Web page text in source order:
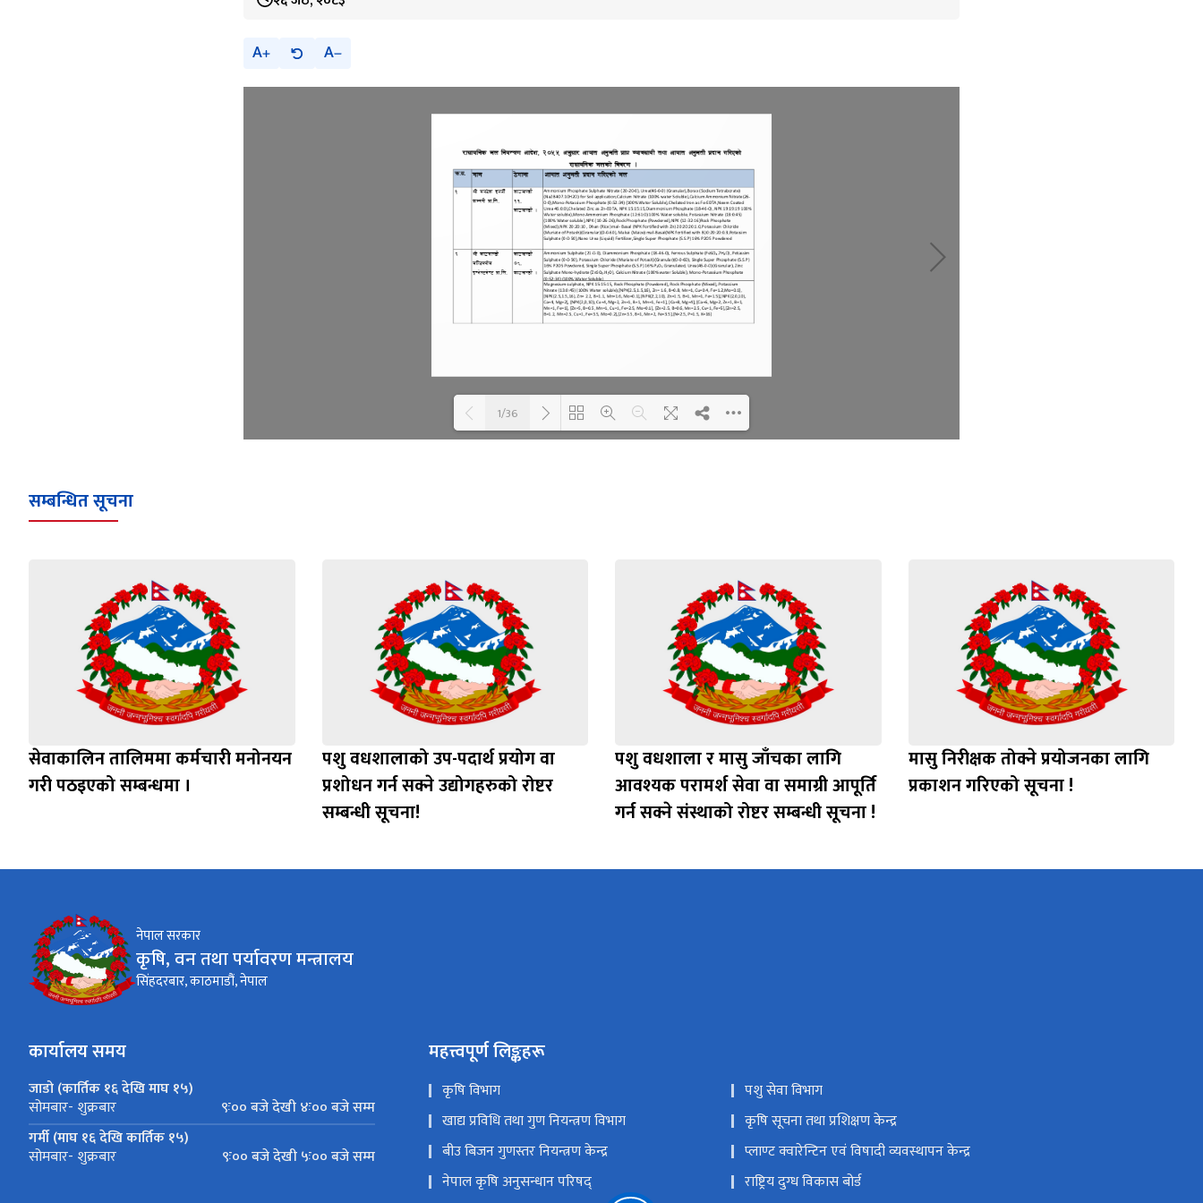
A A
1/36
सम्बन्धित सूचना
सेवाकालिन तालिममा कर्मचारी मनोनयन
गरी पठइएको सम्बन्धमा ।
पशु वधशालाको उप-पदार्थ प्रयोग वा
प्रशोधन गर्न सक्ने उद्योगहरुको रोष्टर
सम्बन्धी सूचना!
पशु वधशाला र मासु जाँचका लागि
आवश्यक परामर्श सेवा वा समाग्री आपूर्ति
गर्न सक्ने संस्थाको रोष्टर सम्बन्धी सूचना !
मासु निरीक्षक तोक्ने प्रयोजनका लागि
प्रकाशन गरिएको सूचना !
नेपाल सरकार
कृषि, वन तथा पर्यावरण मन्त्रालय
सिंहदरबार, काठमाडौं, नेपाल
कार्यालय समय
जाडो (कार्तिक १६ देखि माघ १५)
सोमबार- शुक्रबार
९ः०० बजे देखी ४ः०० बजे सम्म
गर्मी (माघ १६ देखि कार्तिक १५)
सोमबार- शुक्रबार ९ः०० बजे देखी ५ः०० बजे सम्म
महत्त्वपूर्ण लिङ्कहरू
कृषि विभाग
पशु सेवा विभाग
खाद्य प्रविधि तथा गुण नियन्त्रण विभाग
कृषि सूचना तथा प्रशिक्षण केन्द्र
बीउ बिजन गुणस्तर नियन्त्रण केन्द्र
प्लाण्ट क्वारेन्टिन एवं विषादी व्यवस्थापन केन्द्र
नेपाल कृषि अनुसन्धान परिषद्
राष्ट्रिय दुग्ध विकास बोर्ड